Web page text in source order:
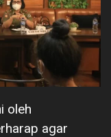
oleh
agar